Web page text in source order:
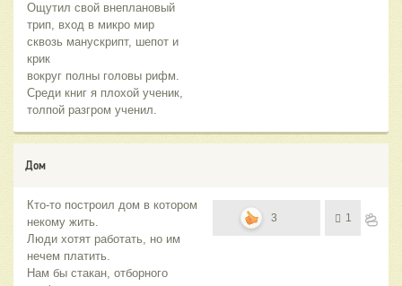
Ощутил свой внеплановый
трип, вход в микро мир
сквозь манускрипт, шепот и
крик
вокруг полны головы рифм.
Среди книг я плохой ученик,
толпой разгром ученил.
Дом
Кто-то построил дом в котором
некому жить.
Люди хотят работать, но им
нечем платить.
Нам бы стакан, отборного
3 1